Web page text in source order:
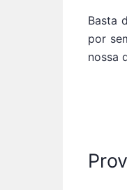
Basta
por
nossa